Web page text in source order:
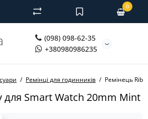
(098) 098-62-35
+380980986235
0
Ремінці для годинників Ремінець
для Smart Watch 20mm Mint